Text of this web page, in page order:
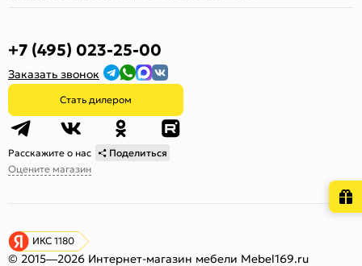
+7 (495) 023-25-00
Заказать звонок
Стать дилером
Расскажите о нас
Поделиться
Оцените магазин
ИКС 1180
© 2015—2026 Интернет-магазин мебели Mebel169.ru